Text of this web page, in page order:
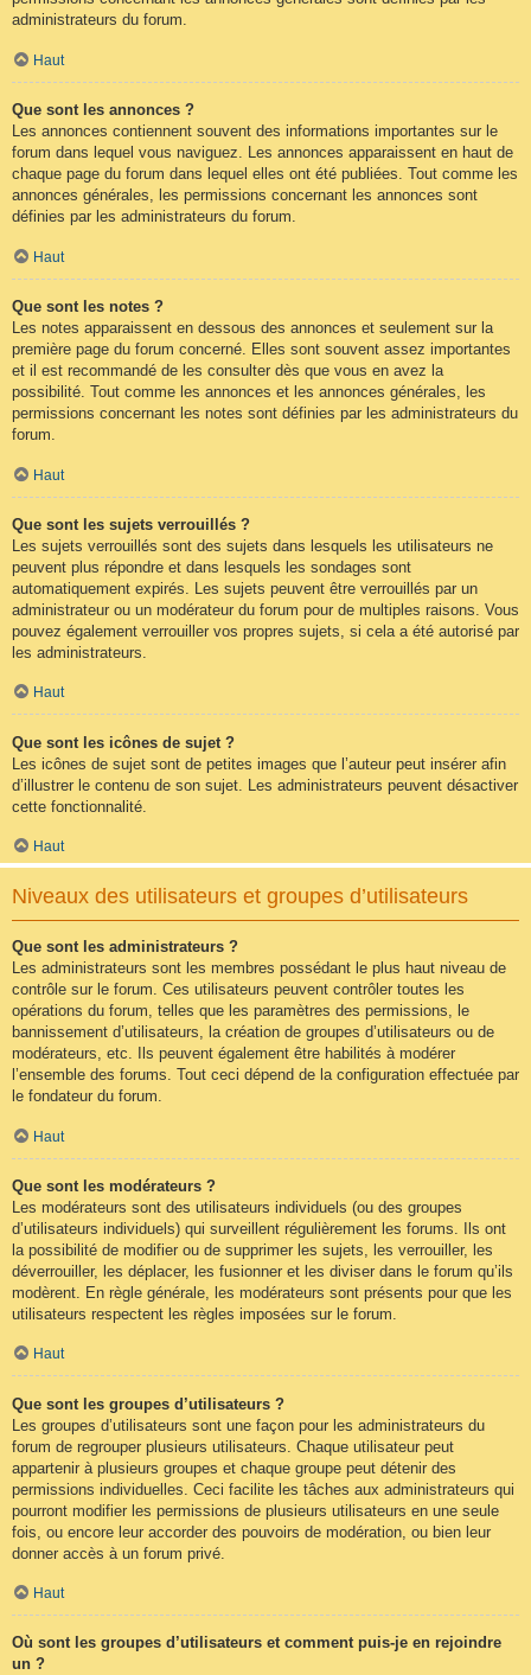
administrateurs du forum.
Haut
Que sont les annonces ?
Les annonces contiennent souvent des informations importantes sur le
forum dans lequel vous naviguez. Les annonces apparaissent en haut de
chaque page du forum dans lequel elles ont été publiées. Tout comme les
annonces générales, les permissions concernant les annonces sont
définies par les administrateurs du forum.
Haut
Que sont les notes ?
Les notes apparaissent en dessous des annonces et seulement sur la
première page du forum concerné. Elles sont souvent assez importantes
et il est recommandé de les consulter dès que vous en avez la
possibilité. Tout comme les annonces et les annonces générales, les
permissions concernant les notes sont définies par les administrateurs du
forum.
Haut
Que sont les sujets verrouillés ?
Les sujets verrouillés sont des sujets dans lesquels les utilisateurs ne
peuvent plus répondre et dans lesquels les sondages sont
automatiquement expirés. Les sujets peuvent être verrouillés par un
administrateur ou un modérateur du forum pour de multiples raisons. Vous
pouvez également verrouiller vos propres sujets, si cela a été autorisé par
les administrateurs.
Haut
Que sont les icônes de sujet ?
Les icônes de sujet sont de petites images que l’auteur peut insérer afin
d’illustrer le contenu de son sujet. Les administrateurs peuvent désactiver
cette fonctionnalité.
Haut
Niveaux des utilisateurs et groupes d’utilisateurs
Que sont les administrateurs ?
Les administrateurs sont les membres possédant le plus haut niveau de
contrôle sur le forum. Ces utilisateurs peuvent contrôler toutes les
opérations du forum, telles que les paramètres des permissions, le
bannissement d’utilisateurs, la création de groupes d’utilisateurs ou de
modérateurs, etc. Ils peuvent également être habilités à modérer
l’ensemble des forums. Tout ceci dépend de la configuration effectuée par
le fondateur du forum.
Haut
Que sont les modérateurs ?
Les modérateurs sont des utilisateurs individuels (ou des groupes
d’utilisateurs individuels) qui surveillent régulièrement les forums. Ils ont
la possibilité de modifier ou de supprimer les sujets, les verrouiller, les
déverrouiller, les déplacer, les fusionner et les diviser dans le forum qu’ils
modèrent. En règle générale, les modérateurs sont présents pour que les
utilisateurs respectent les règles imposées sur le forum.
Haut
Que sont les groupes d’utilisateurs ?
Les groupes d’utilisateurs sont une façon pour les administrateurs du
forum de regrouper plusieurs utilisateurs. Chaque utilisateur peut
appartenir à plusieurs groupes et chaque groupe peut détenir des
permissions individuelles. Ceci facilite les tâches aux administrateurs qui
pourront modifier les permissions de plusieurs utilisateurs en une seule
fois, ou encore leur accorder des pouvoirs de modération, ou bien leur
donner accès à un forum privé.
Haut
Où sont les groupes d’utilisateurs et comment puis-je en rejoindre
un ?